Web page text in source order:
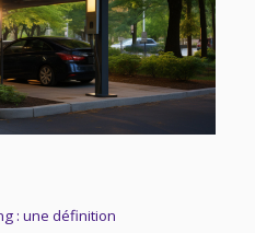
: une définition